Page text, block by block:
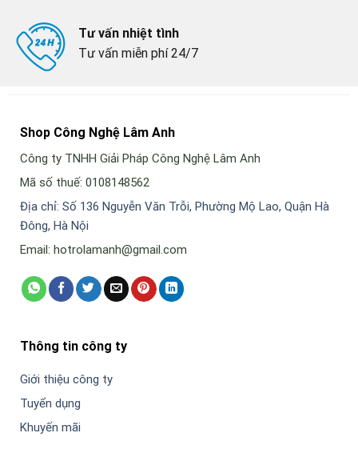
Tư vấn nhiệt tình
Tư vấn miễn phí 24/7
Shop Công Nghệ Lâm Anh
Công ty TNHH Giải Pháp Công Nghệ Lâm Anh
Mã số thuế: 0108148562
Địa chỉ: Số 136 Nguyễn Văn Trỗi, Phường Mộ Lao, Quận Hà
Đông, Hà Nội
Email: hotrolamanh@gmail.com
Thông tin công ty
Giới thiệu công ty
Tuyển dụng
Khuyến mãi